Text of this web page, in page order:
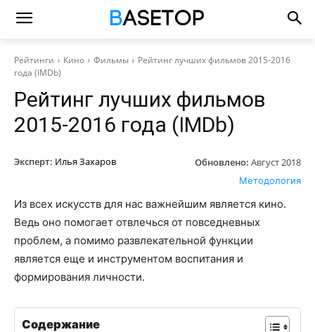
Рейтинги Кино Фильмы
Рейтинг лучших фильмов 2015-2016
года (IMDb)
Рейтинг лучших фильмов
2015-2016 года (IMDb)
Эксперт: Илья Захаров Обновлено: Август 2018
Методология
Из всех искусств для нас важнейшим является кино.
Ведь оно помогает отвлечься от повседневных
проблем, а помимо развлекательной функции
является еще и инструментом воспитания и
формирования личности.
Содержание